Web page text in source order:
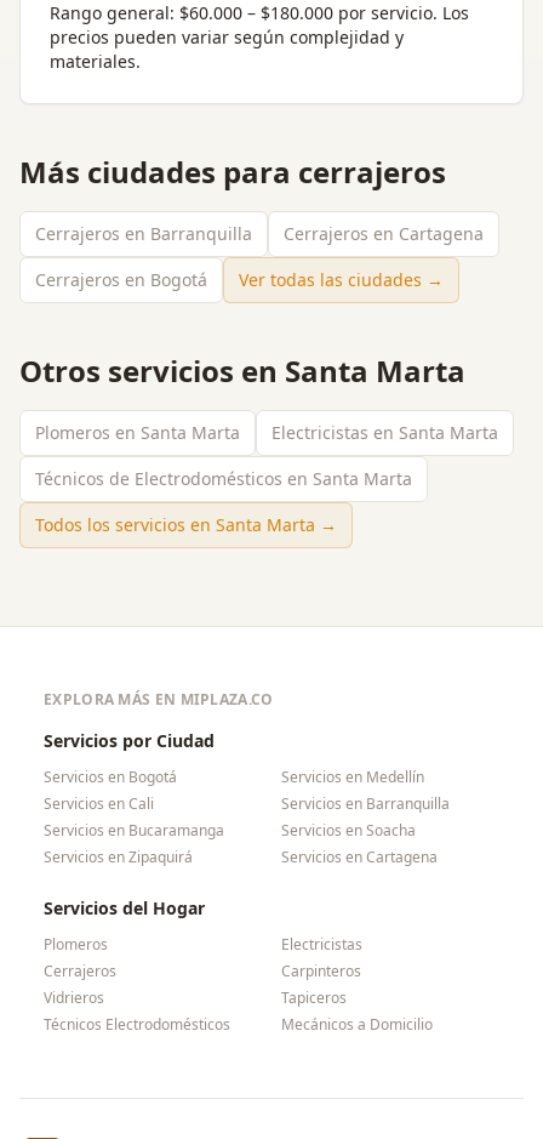
Rango general: $60.000 – $180.000 por servicio. Los
precios pueden variar según complejidad y
materiales.
Más ciudades para cerrajeros
Cerrajeros en Barranquilla
Cerrajeros en Cartagena
Cerrajeros en Bogotá
Ver todas las ciudades →
Otros servicios en Santa Marta
Plomeros en Santa Marta
Electricistas en Santa Marta
Técnicos de Electrodomésticos en Santa Marta
Todos los servicios en Santa Marta →
EXPLORA MÁS EN MIPLAZA.CO
Servicios por Ciudad
Servicios en Bogotá Servicios en Medellín
Servicios enCali Servicios en Barranquilla
Servicios en Bucaramanga Servicios enSoacha
Servicios enZipaquirá Servicios enCartagena
Servicios del Hogar
Plomeros
Electricistas
Cerrajeros
Carpinteros
Vidrieros
Tapiceros
Técnicos Electrodomésticos
Mecánicos a Domicilio